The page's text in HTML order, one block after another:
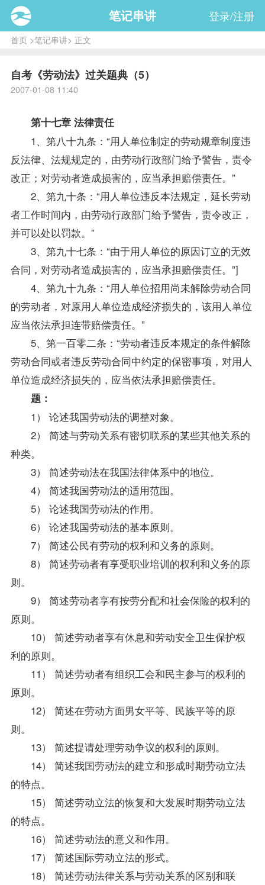
笔记串讲 登录/注册
首页>笔记串讲> 正文
自考《劳动法》过关题典（5）
2007-01-08 11:40
第十七章 法律责任
1、第八十九条：“用人单位制定的劳动规章制度违
反法律、法规规定的，由劳动行政部门给予警告，责令
改正；对劳动者造成损害的，应当承担赔偿责任。”
2、第九十条：“用人单位违反本法规定，延长劳动
者工作时间内，由劳动行政部门给予警告，责令改正，
并可以处以罚款。”
3、第九十七条：“由于用人单位的原因订立的无效
合同，对劳动者造成损害的，应当承担赔偿责任。”]
4、第九十九条：“用人单位招用尚未解除劳动合同
的劳动者，对原用人单位造成经济损失的，该用人单位
应当依法承担连带赔偿责任。”
5、第一百零二条：“劳动者违反本规定的条件解除
劳动合同或者违反劳动合同中约定的保密事项，对用人
单位造成经济损失的，应当依法承担赔偿责任。
题：
1） 论述我国劳动法的调整对象。
2） 简述与劳动关系有密切联系的某些其他关系的
种类。
3） 简述劳动法在我国法律体系中的地位。
4） 简述我国劳动法的适用范围。
5） 论述我国劳动法的作用。
6） 论述我国劳动法的基本原则。
7） 简述公民有劳动的权利和义务的原则。
8） 简述劳动者有享受职业培训的权利和义务的原
则。
9） 简述劳动者享有按劳分配和社会保险的权利的
原则。
10） 简述劳动者享有休息和劳动安全卫生保护权
利的原则。
11） 简述劳动者有组织工会和民主参与的权利的
原则。
12） 简述在劳动方面男女平等、民族平等的原
则。
13） 简述提请处理劳动争议的权利的原则。
14） 简述我国劳动法的建立和形成时期劳动立法
的特点。
15） 简述劳动立法的恢复和大发展时期劳动立法
的特点。
16） 简述劳动法的意义和作用。
17） 简述国际劳动立法的形式。
18） 简述劳动法律关系与劳动关系的区别和联